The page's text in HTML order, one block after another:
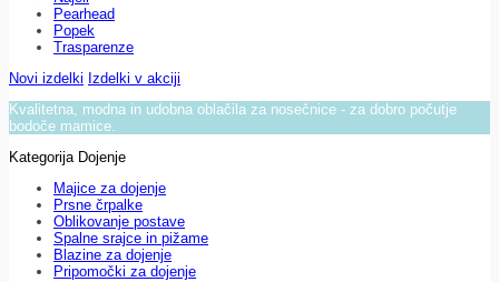
Pearhead
Popek
Trasparenze
Novi izdelki Izdelki v akciji
Kvalitetna, modna in udobna oblačila za nosečnice - za dobro počutje
bodoče mamice.
Kategorija Dojenje
Majice za dojenje
Prsne črpalke
Oblikovanje postave
Spalne srajce in pižame
Blazine za dojenje
Pripomočki za dojenje